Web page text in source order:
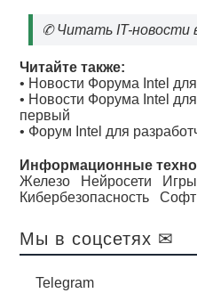
✆Читать IT-новости
Читайте также:
• Новости Форума Intel
• Новости Форума Intel
первый
• Форум Intel для
Информационные
Железо
Нейросети Игры
Кибербезопасность
Софт
Мы в соцсетях ✉
Telegram